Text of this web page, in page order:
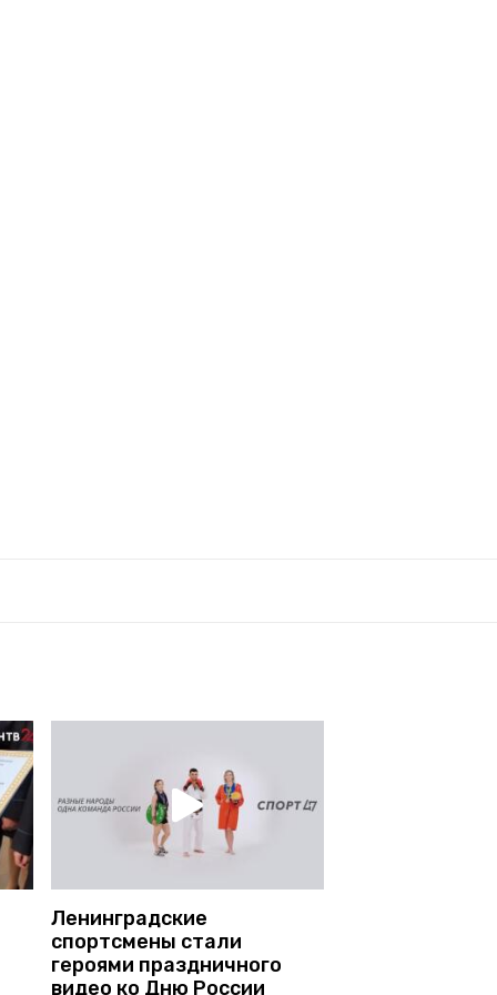
Ленинградские
спортсмены стали
героями праздничного
видео ко Дню России